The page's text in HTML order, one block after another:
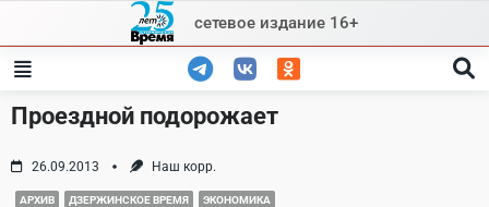
content
сетевое издание 16+
Проездной подорожает
26.09.2013 Наш корр.
АРХИВ ДЗЕРЖИНСКОЕ ВРЕМЯ ЭКОНОМИКА